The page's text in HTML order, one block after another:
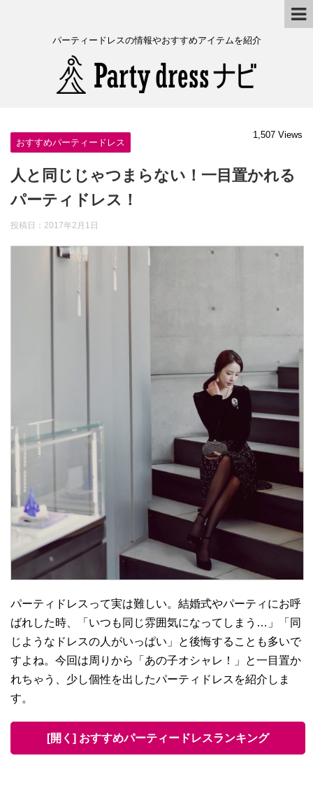
パーティードレスの情報やおすすめアイテムを紹介
おすすめパーティードレス
1,507 Views
人と同じじゃつまらない！一目置かれる
パーティドレス！
投稿日： 2017年2月1日
パーティドレスって実は難しい。結婚式やパーティにお呼
ばれした時、「いつも同じ雰囲気になってしまう…」「同
じようなドレスの人がいっぱい」と後悔することも多いで
すよね。今回は周りから「あの子オシャレ！」と一目置か
れちゃう、少し個性を出したパーティドレスを紹介しま
す。
[開く] おすすめパーティードレスランキング